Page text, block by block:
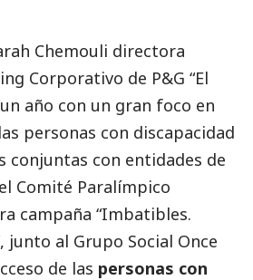
Chemouli directora
Corporativo de P&G “El
año con un gran foco en
personas con discapacidad
conjuntas con entidades de
Comité Paralímpico
campaña “Imbatibles.
junto al Grupo Social Once
de las personas con